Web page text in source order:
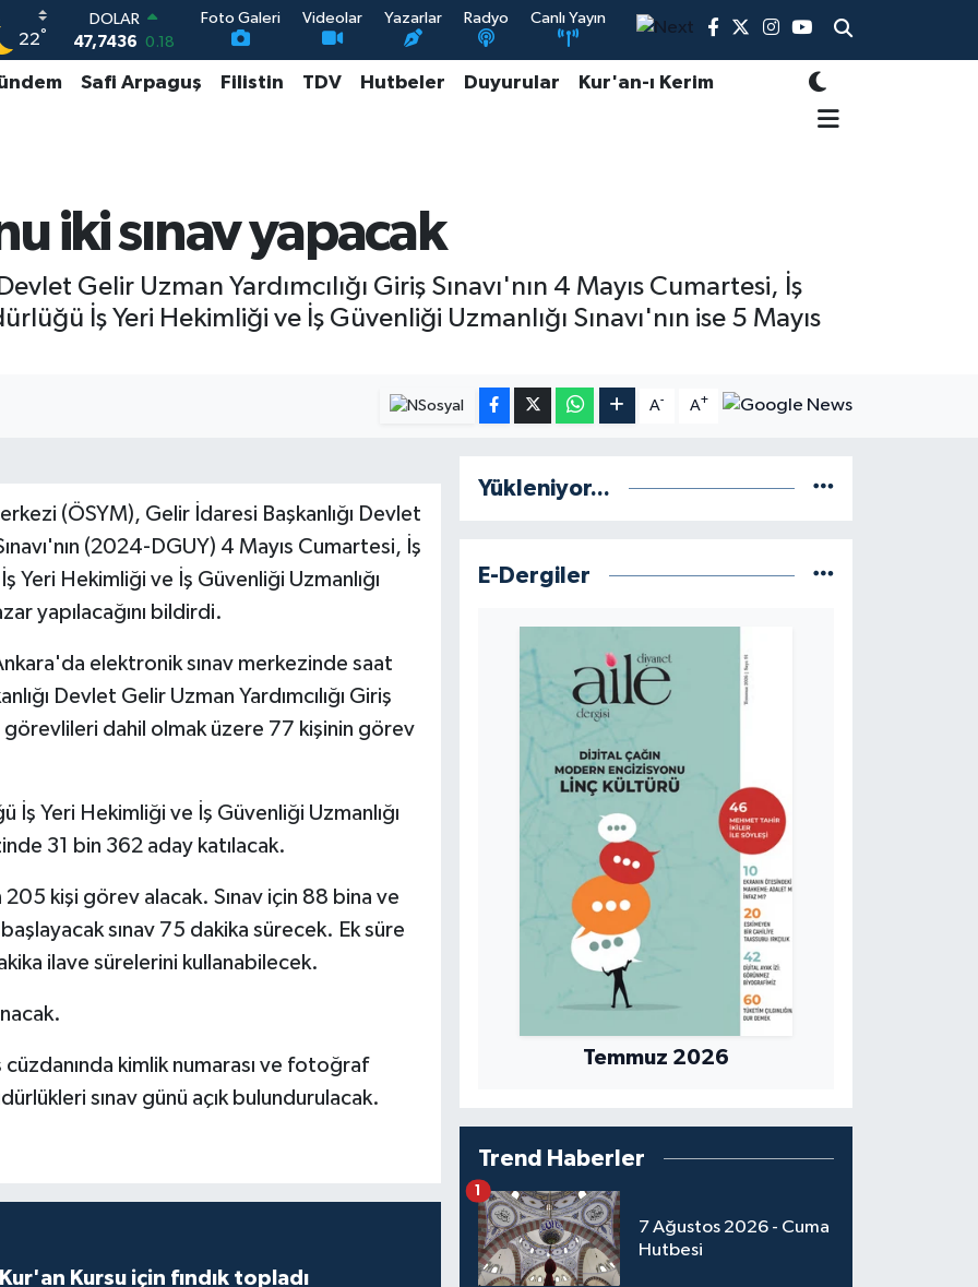
22°
DOLAR
47,7436 0.18
EURO
55,2510 0.32
13.779 -14
Foto Galeri Videolar Yazarlar Radyo Canlı Yayın
Safi Arpaguş Filistin TDV Hutbeler Duyurular Kur'an-ı Kerim
iki sınav yapacak
Gelir Uzman Yardımcılığı Giriş Sınavı'nın 4 Mayıs Cumartesi, İş
İş Yeri Hekimliği ve İş Güvenliği Uzmanlığı Sınavı'nın ise 5 Mayıs
A- A+
(ÖSYM), Gelir İdaresi Başkanlığı Devlet
(2024-DGUY) 4 Mayıs Cumartesi, İş
Yeri Hekimliği ve İş Güvenliği Uzmanlığı
yapılacağını bildirdi.
elektronik sınav merkezinde saat
Devlet Gelir Uzman Yardımcılığı Giriş
görevlileri dahil olmak üzere 77 kişinin görev
İş Yeri Hekimliği ve İş Güvenliği Uzmanlığı
31 bin 362 aday katılacak.
kişi görev alacak. Sınav için 88 bina ve
sınav 75 dakika sürecek. Ek süre
ilave sürelerini kullanabilecek.
kimlik numarası ve fotoğraf
sınav günü açık bulundurulacak.
Kursu için fındık topladı
Yükleniyor...
E-Dergiler
Temmuz 2026
Trend Haberler
7 Ağustos 2026 - Cuma
Hutbesi
1